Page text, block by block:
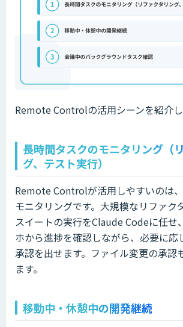
Remote Controlの活用シーンを紹介し
長時間タスクのモニタリング（
グ、テスト実行）
Remote Controlが活用しやすいのは
モニタリングです。大規模なリファク
スイートの実行をClaude Codeに任せ
ホから進捗を確認しながら、必要に応
承認を出せます。ファイル変更の承認
ます。
移動中・休憩中の開発継続